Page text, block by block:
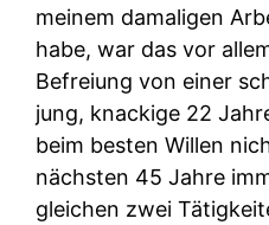
meinem damaligen
habe, war das vor
Befreiung von einer
jung, knackige 22
beim besten Willen
nächsten 45 Jahre
gleichen zwei